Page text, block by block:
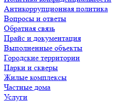
Антикоррупционная политика
Вопросы и ответы
Обратная связь
Прайс и документация
Выполненные объекты
Городские территории
Парки и скверы
Жилые комплексы
Частные дома
Услуги